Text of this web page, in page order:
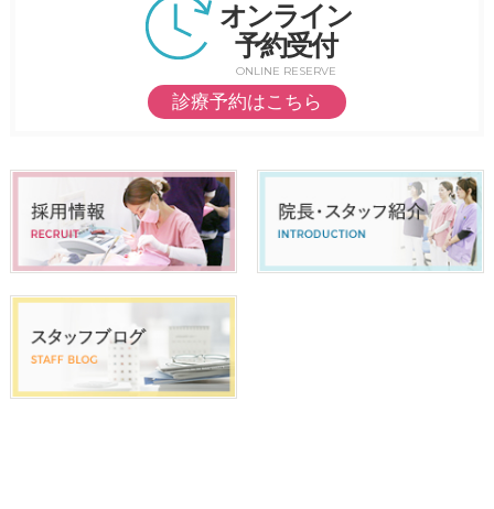
オンライン
予約受付
ONLINE RESERVE
診療予約はこちら